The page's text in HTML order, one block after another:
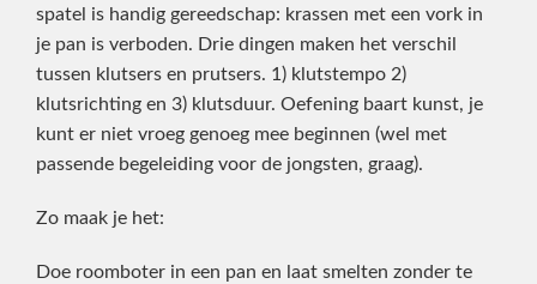
spatel is handig gereedschap: krassen met een vork in
je pan is verboden. Drie dingen maken het verschil
tussen klutsers en prutsers. 1) klutstempo 2)
klutsrichting en 3) klutsduur. Oefening baart kunst, je
kunt er niet vroeg genoeg mee beginnen (wel met
passende begeleiding voor de jongsten, graag).
Zo maak je het:
Doe roomboter in een pan en laat smelten zonder te